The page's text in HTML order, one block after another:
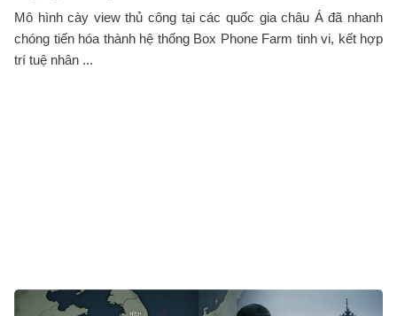
Mô hình cày view thủ công tại các quốc gia châu Á đã nhanh
chóng tiến hóa thành hệ thống Box Phone Farm tinh vi, kết hợp
trí tuệ nhân ...